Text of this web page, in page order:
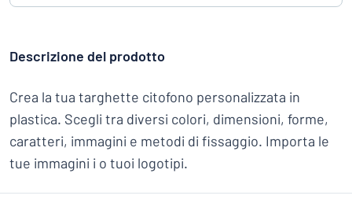
Descrizione del prodotto
Crea la tua targhette citofono personalizzata in
plastica. Scegli tra diversi colori, dimensioni, forme,
caratteri, immagini e metodi di fissaggio. Importa le
tue immagini i o tuoi logotipi.